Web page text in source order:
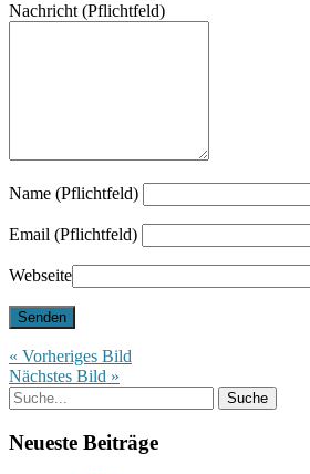
Nachricht (Pflichtfeld)
Name (Pflichtfeld)
Email (Pflichtfeld)
Webseite
« Vorheriges Bild
Nächstes Bild »
Neueste Beiträge